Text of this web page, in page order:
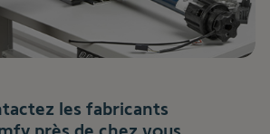
les fabricants